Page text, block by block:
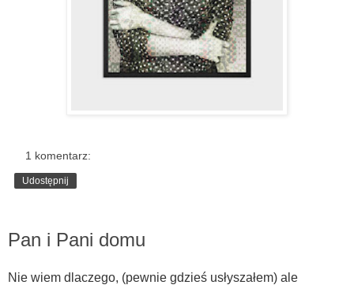
1 komentarz:
Udostępnij
Pan i Pani domu
Nie wiem dlaczego, (pewnie gdzieś usłyszałem) ale